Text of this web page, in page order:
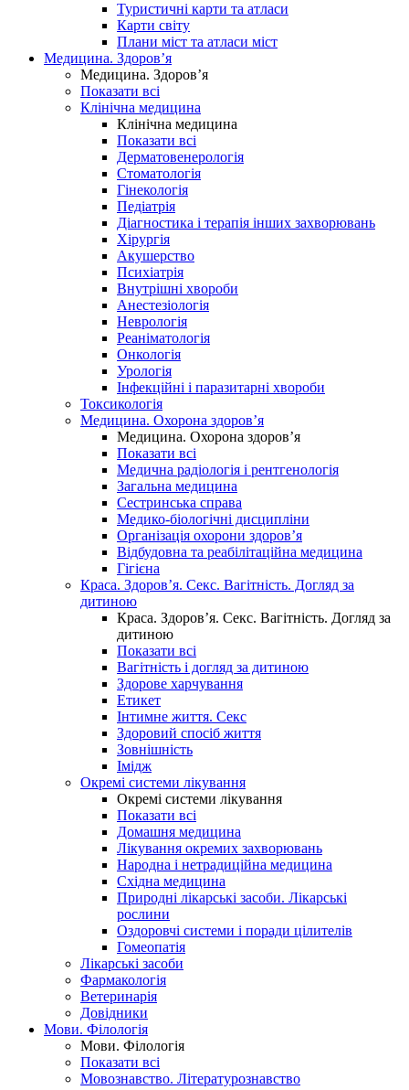
Туристичні карти та атласи
Карти світу
Плани міст та атласи міст
Медицина. Здоров’я
Медицина. Здоров’я
Показати всі
Клінічна медицина
Клінічна медицина
Показати всі
Дерматовенерологія
Стоматологія
Гінекологія
Педіатрія
Діагностика і терапія інших захворювань
Хірургія
Акушерство
Психіатрія
Внутрішні хвороби
Анестезіологія
Неврологія
Реаніматологія
Онкологія
Урологія
Інфекційні і паразитарні хвороби
Токсикологія
Медицина. Охорона здоров’я
Медицина. Охорона здоров’я
Показати всі
Медична радіологія і рентгенологія
Загальна медицина
Сестринська справа
Медико-біологічні дисципліни
Організація охорони здоров’я
Відбудовна та реабілітаційна медицина
Гігієна
Краса. Здоров’я. Секс. Вагітність. Догляд за
дитиною
Краса. Здоров’я. Секс. Вагітність. Догляд за
дитиною
Показати всі
Вагітність і догляд за дитиною
Здорове харчування
Етикет
Інтимне життя. Секс
Здоровий спосіб життя
Зовнішність
Імідж
Окремі системи лікування
Окремі системи лікування
Показати всі
Домашня медицина
Лікування окремих захворювань
Народна і нетрадиційна медицина
Східна медицина
Природні лікарські засоби. Лікарські
рослини
Оздоровчі системи і поради цілителів
Гомеопатія
Лікарські засоби
Фармакологія
Ветеринарія
Довідники
Мови. Філологія
Мови. Філологія
Показати всі
Мовознавство. Літературознавство